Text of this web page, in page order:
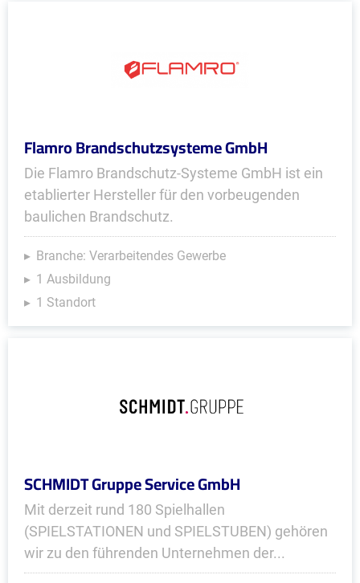
Flamro Brandschutzsysteme GmbH
Die Flamro Brandschutz-Systeme GmbH ist ein
etablierter Hersteller für den vorbeugenden
baulichen Brandschutz.
Branche: Verarbeitendes Gewerbe
1 Ausbildung
1 Standort
SCHMIDT Gruppe Service GmbH
Mit derzeit rund 180 Spielhallen
(SPIELSTATIONEN und SPIELSTUBEN) gehören
wir zu den führenden Unternehmen der...